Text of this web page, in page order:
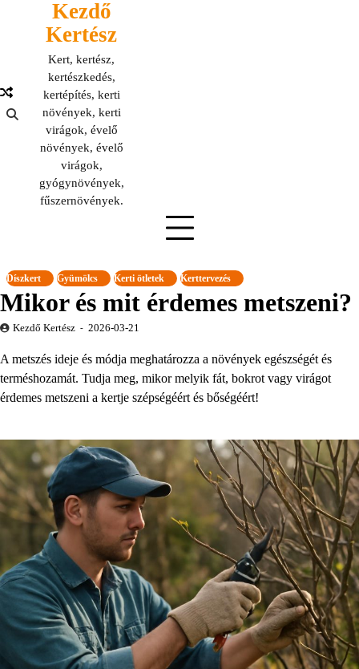
Kezdő
Kertész
Kert, kertész,
kertészkedés,
kertépítés, kerti
növények, kerti
virágok, évelő
növények, évelő
virágok,
gyógynövények,
fűszernövények.
Díszkert Gyümölcs Kerti ötletek Kerttervezés
Mikor és mit érdemes metszeni?
Kezdő Kertész 2026-03-21
A metszés ideje és módja meghatározza a növények egészségét és
terméshozamát. Tudja meg, mikor melyik fát, bokrot vagy virágot
érdemes metszeni a kertje szépségéért és bőségéért!